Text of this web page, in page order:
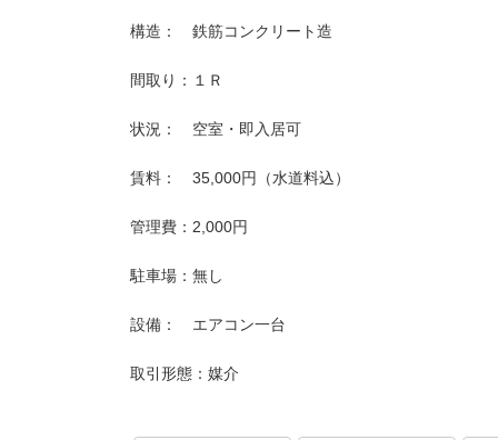
構造： 鉄筋コンクリート造
間取り：１Ｒ
状況： 空室・即入居可
賃料： 35,000円（水道料込）
管理費：2,000円
駐車場：無し
設備： エアコン一台
取引形態：媒介